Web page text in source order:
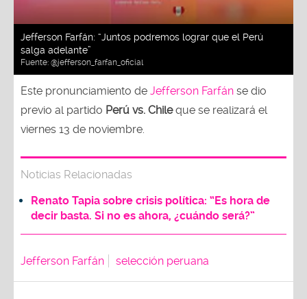
Jefferson Farfán: “Juntos podremos lograr que el Perú
salga adelante”
Fuente: @jefferson_farfan_oficial
Este pronunciamiento de Jefferson Farfán se dio
previo al partido Perú vs. Chileque se realizará el
viernes 13 de noviembre.
Noticias Relacionadas
Renato Tapia sobre crisis política: “Es hora de
decir basta. Si no es ahora, ¿cuándo será?”
Jefferson Farfán selección peruana